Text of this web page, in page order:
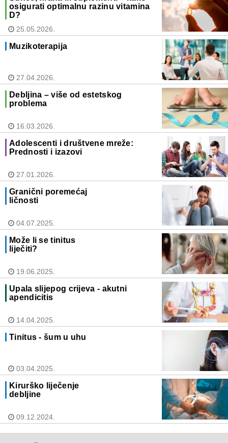
osigurati optimalnu razinu vitamina
D?
25.05.2026.
Muzikoterapija
27.04.2026.
Debljina – više od estetskog
problema
16.03.2026.
Adolescenti i društvene mreže:
Prednosti i izazovi
27.01.2026.
Granični poremećaj
ličnosti
04.07.2025.
Može li se tinitus
liječiti?
19.06.2025.
Upala slijepog crijeva - akutni
apendicitis
14.04.2025.
Tinitus - šum u uhu
03.04.2025.
Kirurško liječenje
debljine
09.12.2024.